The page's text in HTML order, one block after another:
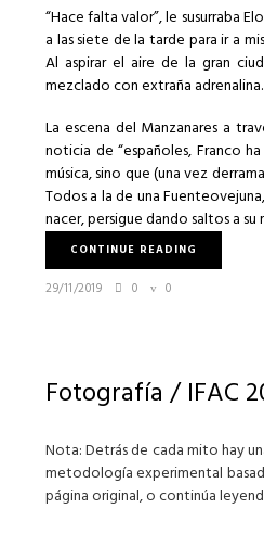
“Hace falta valor”, le susurraba
a las siete de la tarde para ir a
Al aspirar el aire de la gran
mezclado con extraña
La escena del Manzanares a
noticia de “españoles, Franco
música, sino que (una vez
Todos a la de una
nacer, persigue dando saltos a
CONTINUE READING
29/11/2019 0 0
Fotografía / IFAC
Nota: Detrás de cada mito hay
metodología experimental
página original, o continúa